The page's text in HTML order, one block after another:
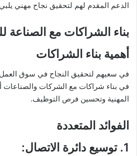
الدعم المقدم لهم لتحقيق نجاح مهني
بناء الشراكات مع الصناعة
أهمية بناء الشراكات
في سعيهم لتحقيق النجاح في سوق
في بناء شراكات مع الشركات والصناعات
المهنية وتحسين فرص التوظيف.
الفوائد المتعددة
1. توسيع دائرة الاتصال: